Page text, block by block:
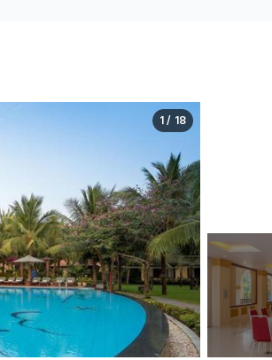
1 / 18